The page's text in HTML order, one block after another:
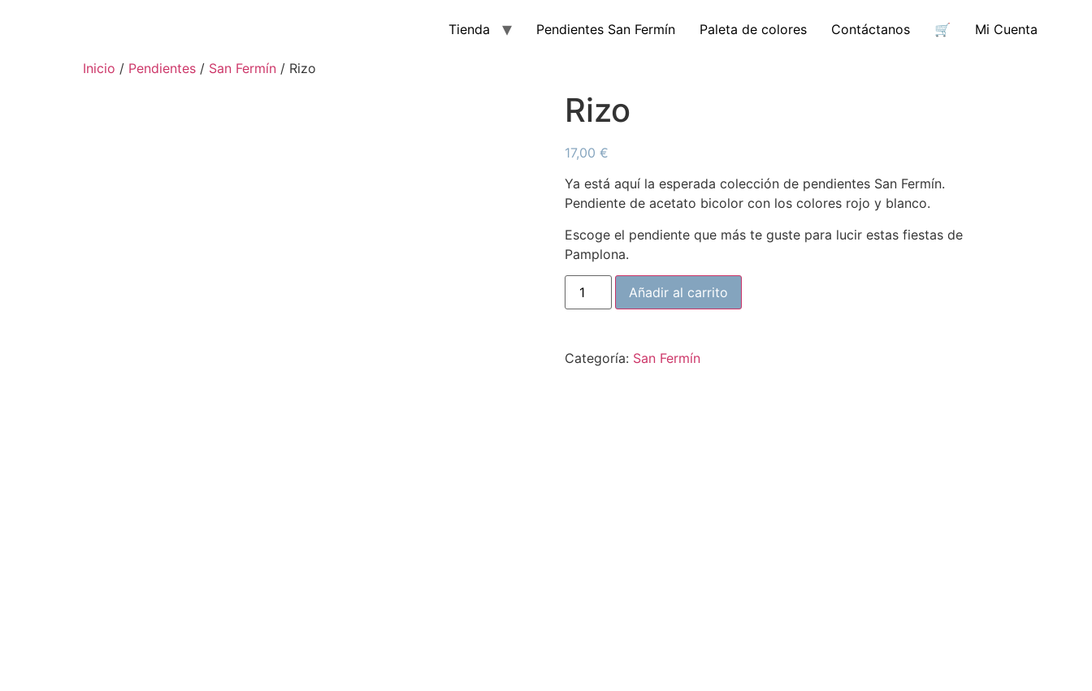
Tienda Pendientes San Fermín Paleta de colores Contáctanos 🛒 Mi Cuenta
Inicio / Pendientes / San Fermín / Rizo
Rizo
17,00 €
Ya está aquí la esperada colección de pendientes San Fermín.
Pendiente de acetato bicolor con los colores rojo y blanco.
Escoge el pendiente que más te guste para lucir estas fiestas de
Pamplona.
Añadir al carrito
Categoría: San Fermín